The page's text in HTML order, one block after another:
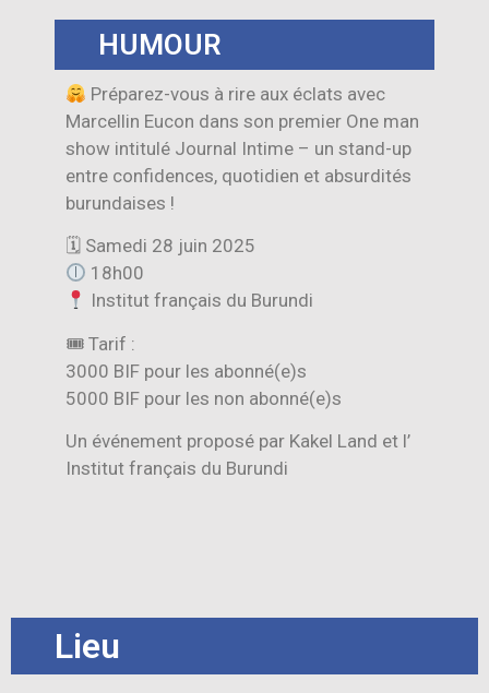
HUMOUR
Préparez-vous à rire aux éclats avec
Marcellin Eucon dans son premier One man
show intitulé Journal Intime – un stand-up
entre confidences, quotidien et absurdités
burundaises !
🗓 Samedi 28 juin 2025
18h00
Institut français du Burundi
🎟 Tarif :
3000 BIF pour les abonné(e)s
5000 BIF pour les non abonné(e)s
Un événement proposé par Kakel Land et l’
Institut français du Burundi
Lieu